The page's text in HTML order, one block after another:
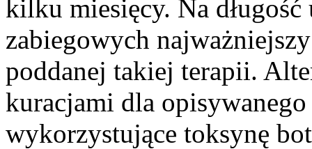
kilku miesięcy. Na
zabiegowych
poddanej takiej terapii.
kuracjami dla
wykorzystujące toksynę